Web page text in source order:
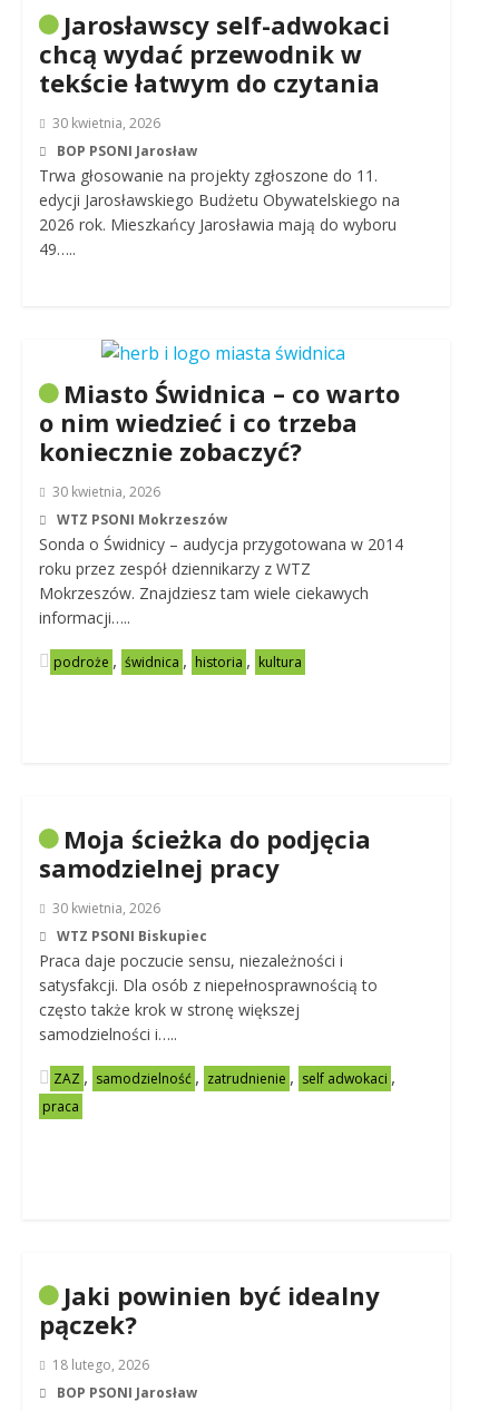
Jarosławscy self-adwokaci
chcą wydać przewodnik w
tekście łatwym do czytania
30 kwietnia, 2026
BOP PSONI Jarosław
Trwa głosowanie na projekty zgłoszone do 11.
edycji Jarosławskiego Budżetu Obywatelskiego na
2026 rok. Mieszkańcy Jarosławia mają do wyboru
49…..
Miasto Świdnica – co warto
o nim wiedzieć i co trzeba
koniecznie zobaczyć?
30 kwietnia, 2026
WTZ PSONI Mokrzeszów
Sonda o Świdnicy – audycja przygotowana w 2014
roku przez zespół dziennikarzy z WTZ
Mokrzeszów. Znajdziesz tam wiele ciekawych
informacji…..
podroże , świdnica , historia , kultura
Moja ścieżka do podjęcia
samodzielnej pracy
30 kwietnia, 2026
WTZ PSONI Biskupiec
Praca daje poczucie sensu, niezależności i
satysfakcji. Dla osób z niepełnosprawnością to
często także krok w stronę większej
samodzielności i…..
ZAZ , samodzielność , zatrudnienie , self adwokaci ,
praca
Jaki powinien być idealny
pączek?
18 lutego, 2026
BOP PSONI Jarosław